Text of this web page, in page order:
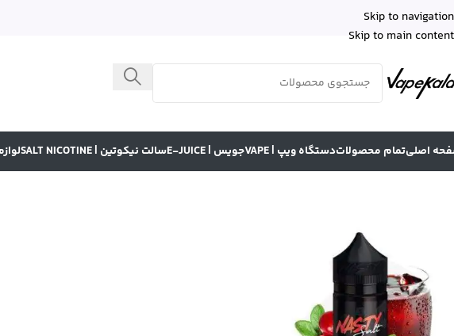
Skip to navigation
Skip to main content
اصلیتمام محصولاتدستگاه ویپ | VAPE جویس | E-JUICE سالت نیکوتین | SALT NICOTINE